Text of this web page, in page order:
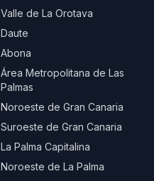
Valle de La Orotava
Daute
Abona
Área Metropolitana de Las
Palmas
Noroeste de Gran Canaria
Suroeste de Gran Canaria
La Palma Capitalina
Noroeste de La Palma